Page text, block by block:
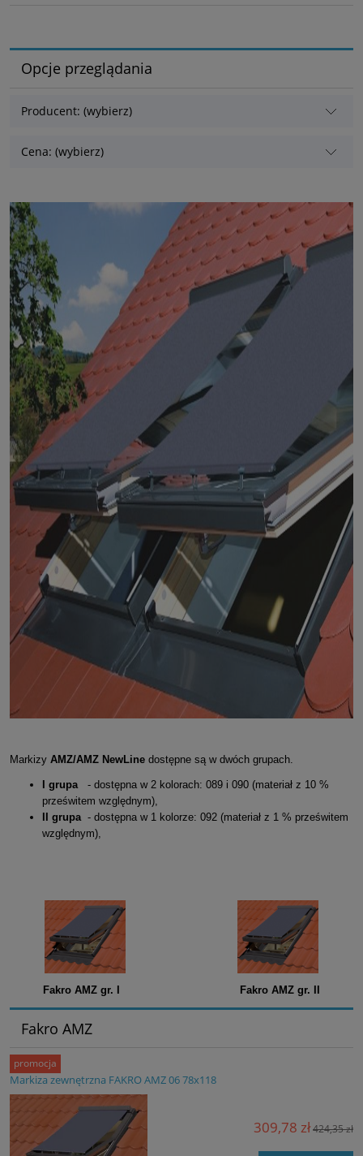
Opcje przeglądania
Producent: (wybierz)
Cena: (wybierz)
Markizy AMZ/AMZ NewLine dostępne są w dwóch grupach.
I grupa- dostępna w 2 kolorach: 089 i 090 (materiał z 10 %
prześwitem względnym),
II grupa- dostępna w 1 kolorze: 092 (materiał z 1 % prześwitem
względnym),
Fakro AMZ gr. I Fakro AMZ gr. II
Fakro AMZ
Markiza zewnętrzna FAKRO AMZ 06 78x118
309,78 zł424,35 zł
promocja